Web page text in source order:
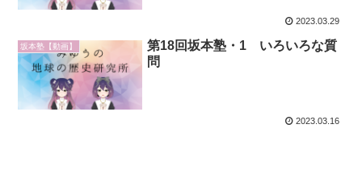
2023.03.29
坂本塾【動画】
第18回坂本塾・1 いろいろな質
問
2023.03.16